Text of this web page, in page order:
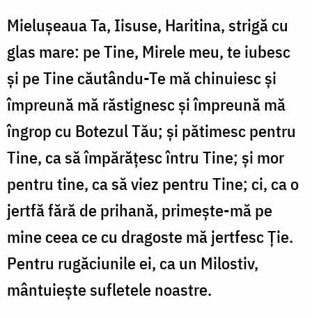
Mieluşeaua Ta, Iisuse, Haritina, strigă cu
glas mare: pe Tine, Mirele meu, te iubesc
și pe Tine căutându-Te mă chinuiesc și
împreună mă răstignesc și împreună mă
îngrop cu Botezul Tău; și pătimesc pentru
Tine, ca să împărățesc întru Tine; și mor
pentru tine, ca să viez pentru Tine; ci, ca o
jertfă fără de prihană, primește-mă pe
mine ceea ce cu dragoste mă jertfesc Ție.
Pentru rugăciunile ei, ca un Milostiv,
mântuiește sufletele noastre.